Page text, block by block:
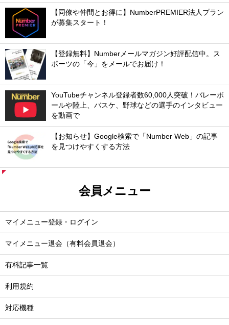
【同僚や仲間とお得に】NumberPREMIER法人プラン
が募集スタート！
【登録無料】Numberメールマガジン好評配信中。ス
ポーツの「今」をメールでお届け！
YouTubeチャンネル登録者数60,000人突破！バレーボ
ールや陸上、バスケ、野球などの選手のインタビュー
を動画で
【お知らせ】Google検索で「Number Web」の記事
を見つけやすくする方法
会員メニュー
マイメニュー登録・ログイン
マイメニュー退会（有料会員退会）
有料記事一覧
利用規約
対応機種